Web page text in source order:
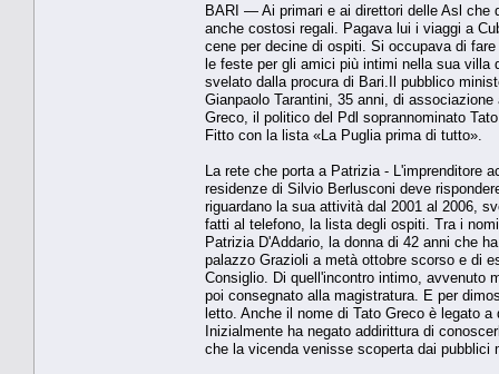
BARI — Ai primari e ai direttori delle Asl che
anche costosi regali. Pagava lui i viaggi a
cene per decine di ospiti. Si occupava di
le feste per gli amici più intimi nella sua villa
svelato dalla procura di Bari.Il pubblico
Gianpaolo Tarantini, 35 anni, di
Greco, il politico del Pdl soprannominato
Fitto con la lista «La Puglia prima di tutto».
La rete che porta a Patrizia - L'imprenditore
residenze di Silvio Berlusconi deve
riguardano la sua attività dal 2001 al 2006,
fatti al telefono, la lista degli ospiti. Tra i
Patrizia D'Addario, la donna di 42 anni che
palazzo Grazioli a metà ottobre scorso e di
Consiglio. Di quell'incontro intimo, avvenuto
poi consegnato alla magistratura. E per
letto. Anche il nome di Tato Greco è legato
Inizialmente ha negato addirittura di
che la vicenda venisse scoperta dai pubblici